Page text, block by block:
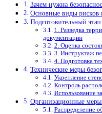
Зачем нужна
Основные виды рисков
Подготовительный
1. Разведка
документации
2. Оценка
3. Инструктаж
4. Подготовка
Технические меры
Укрепление
Контроль
Использование
Организационные меры
Распределение